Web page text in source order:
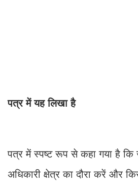
पत्र में यह लिखा है
पत्र में स्पष्ट रूप से कहा गया है कि
अधिकारी क्षेत्र का दौरा करें और